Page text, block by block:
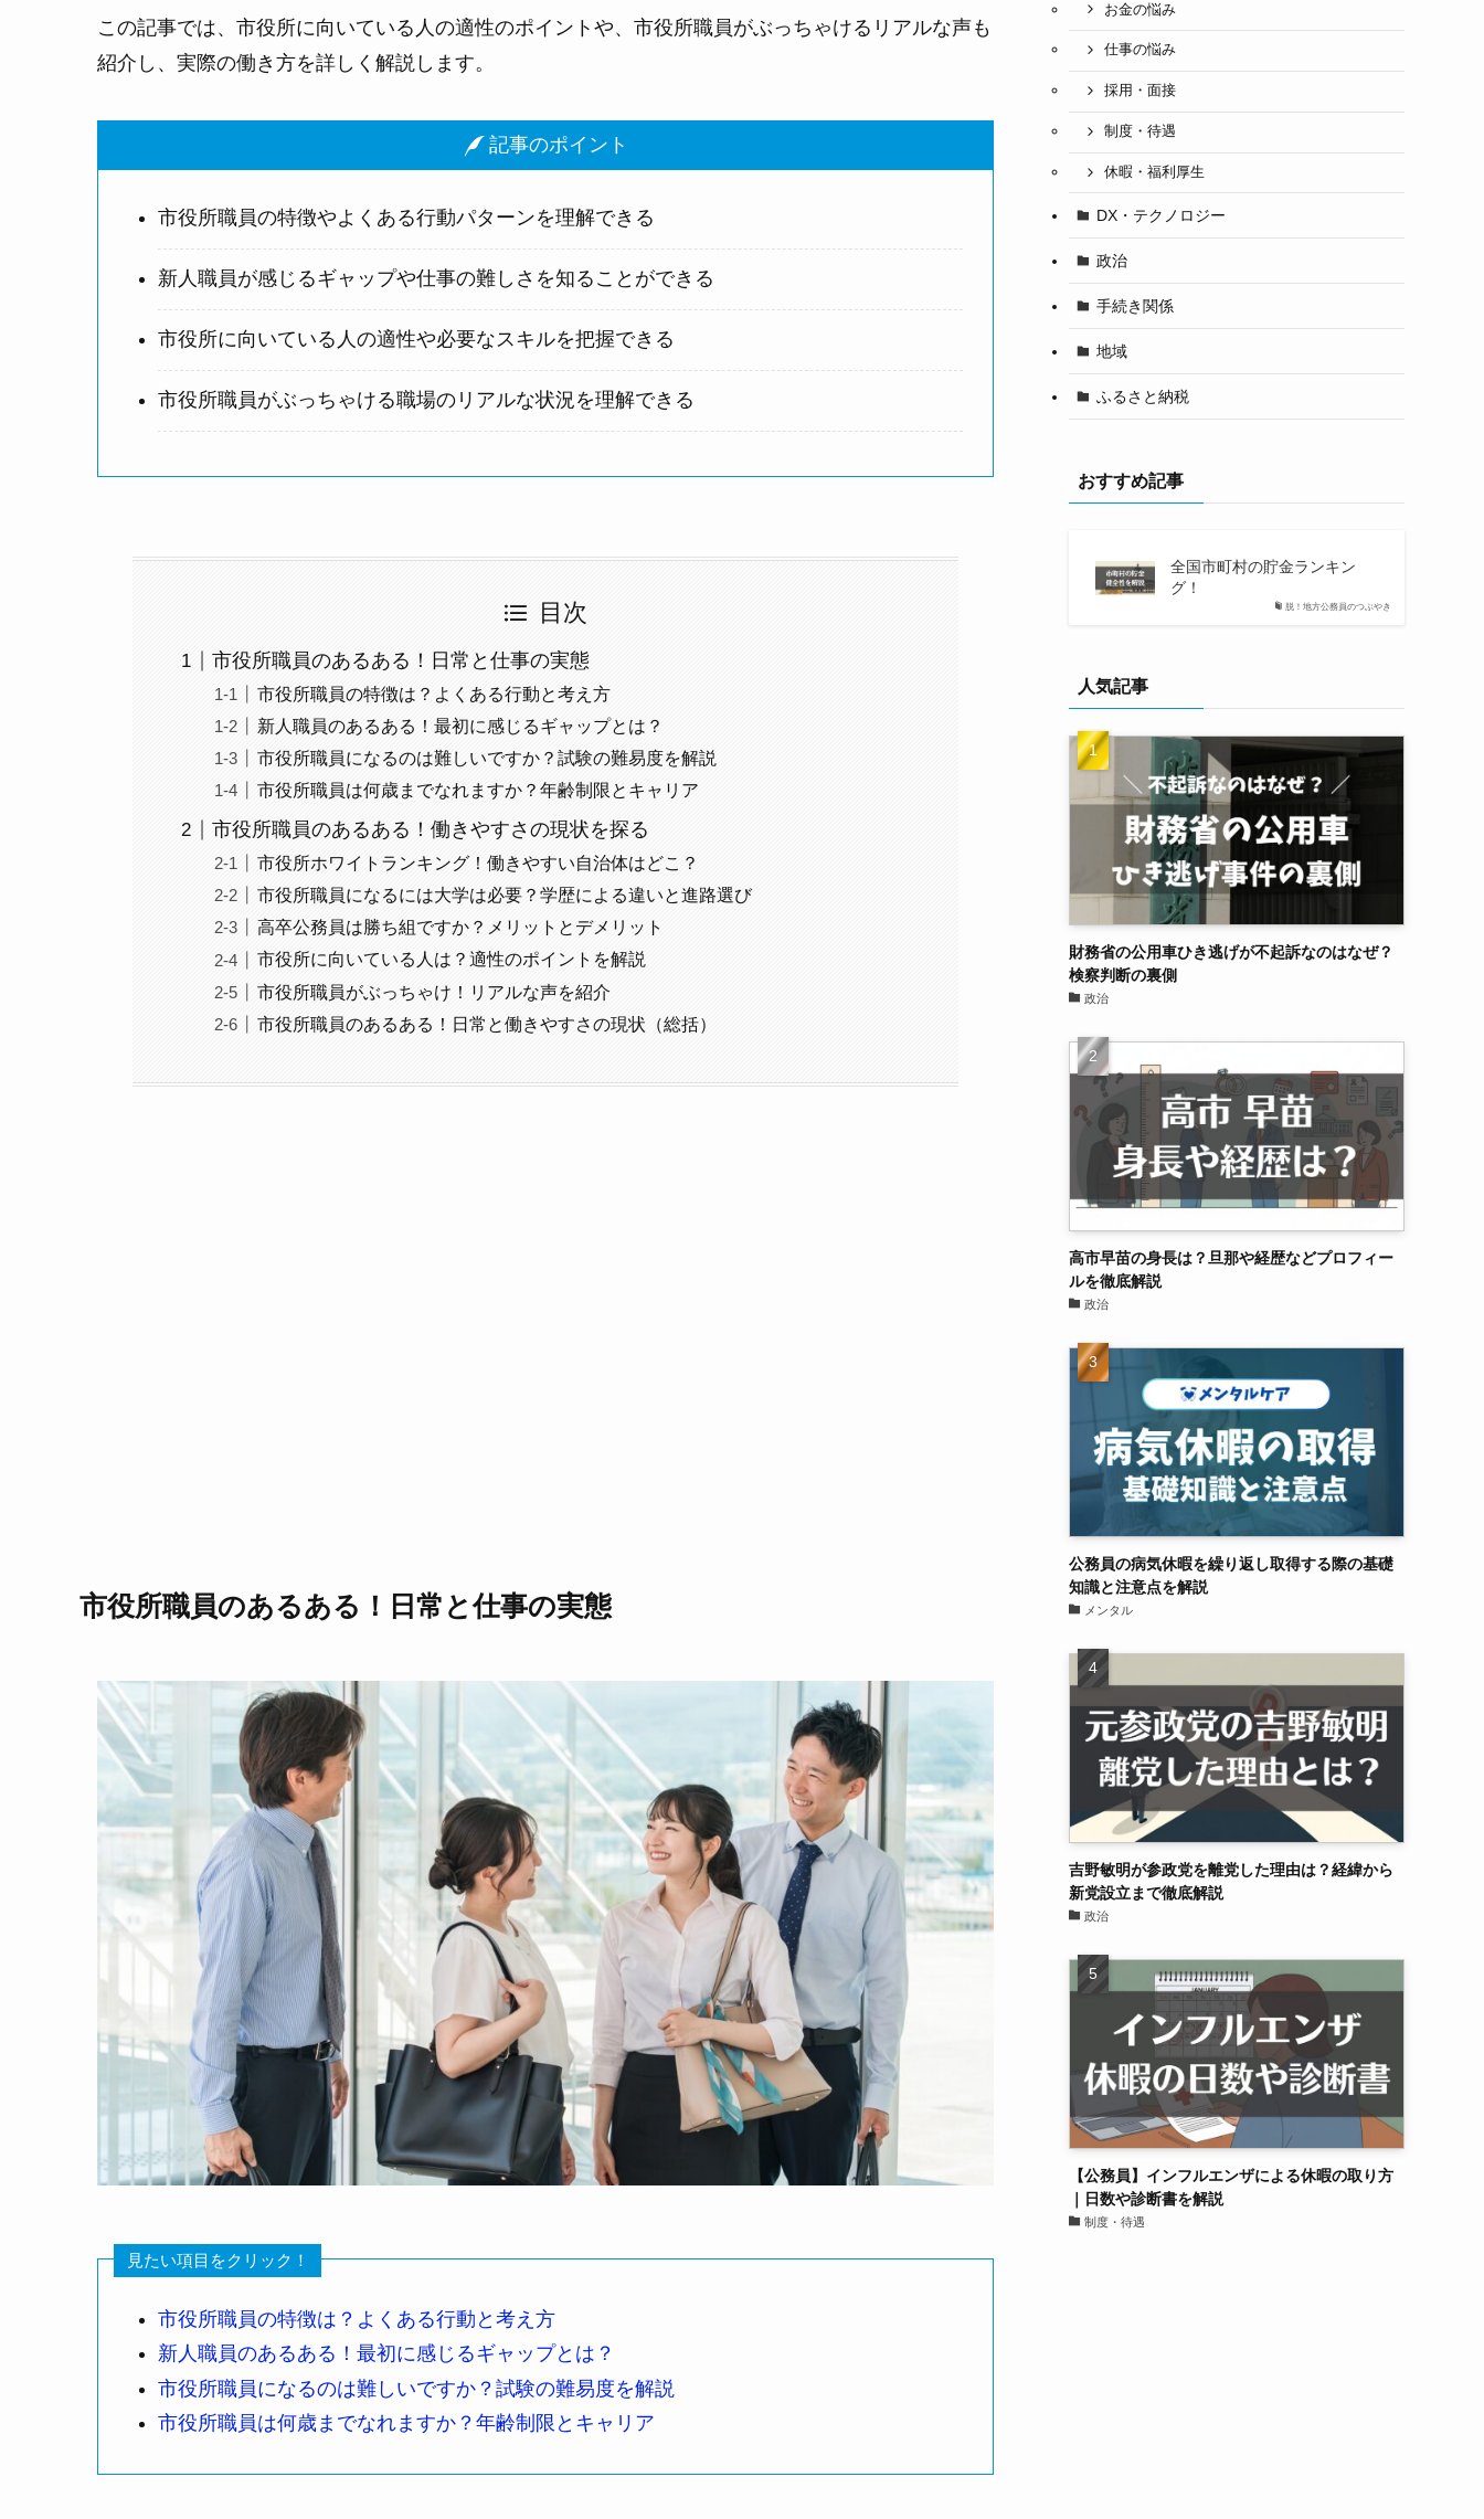
この記事では、市役所に向いている人の適性のポイントや、市役所職員がぶっちゃけるリアルな声も
紹介し、実際の働き方を詳しく解説します。
記事のポイント
市役所職員の特徴やよくある行動パターンを理解できる
新人職員が感じるギャップや仕事の難しさを知ることができる
市役所に向いている人の適性や必要なスキルを把握できる
市役所職員がぶっちゃける職場のリアルな状況を理解できる
目次
市役所職員のあるある！日常と仕事の実態
市役所職員の特徴は？よくある行動と考え方
新人職員のあるある！最初に感じるギャップとは？
市役所職員になるのは難しいですか？試験の難易度を解説
市役所職員は何歳までなれますか？年齢制限とキャリア
市役所職員のあるある！働きやすさの現状を探る
市役所ホワイトランキング！働きやすい自治体はどこ？
市役所職員になるには大学は必要？学歴による違いと進路選び
高卒公務員は勝ち組ですか？メリットとデメリット
市役所に向いている人は？適性のポイントを解説
市役所職員がぶっちゃけ！リアルな声を紹介
市役所職員のあるある！日常と働きやすさの現状（総括）
市役所職員のあるある！日常と仕事の実態
見たい項目をクリック！
市役所職員の特徴は？よくある行動と考え方
新人職員のあるある！最初に感じるギャップとは？
市役所職員になるのは難しいですか？試験の難易度を解説
市役所職員は何歳までなれますか？年齢制限とキャリア
お金の悩み
仕事の悩み
採用・面接
制度・待遇
休暇・福利厚生
DX・テクノロジー
政治
手続き関係
地域
ふるさと納税
おすすめ記事
脱！地方公務員のつぶやき
全国市町村の貯金ランキン
グ！
人気記事
財務省の公用車ひき逃げが不起訴なのはなぜ？
検察判断の裏側
政治
高市早苗の身長は？旦那や経歴などプロフィー
ルを徹底解説
政治
公務員の病気休暇を繰り返し取得する際の基礎
知識と注意点を解説
メンタル
吉野敏明が参政党を離党した理由は？経緯から
新党設立まで徹底解説
政治
【公務員】インフルエンザによる休暇の取り方
｜日数や診断書を解説
制度・待遇